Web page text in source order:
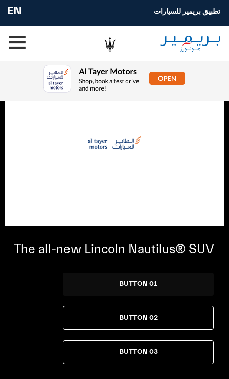
EN تطبيق بريمير للسيارات
BUTTON 01
BUTTON 02
BUTTON 03
The all-new Lincoln Nautilus® SUV